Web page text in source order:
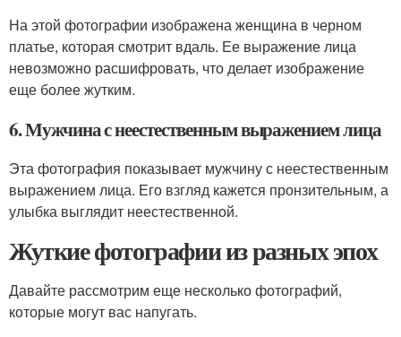
На этой фотографии изображена женщина в черном
платье, которая смотрит вдаль. Ее выражение лица
невозможно расшифровать, что делает изображение
еще более жутким.
6. Мужчина с неестественным выражением лица
Эта фотография показывает мужчину с неестественным
выражением лица. Его взгляд кажется пронзительным, а
улыбка выглядит неестественной.
Жуткие фотографии из разных эпох
Давайте рассмотрим еще несколько фотографий,
которые могут вас напугать.